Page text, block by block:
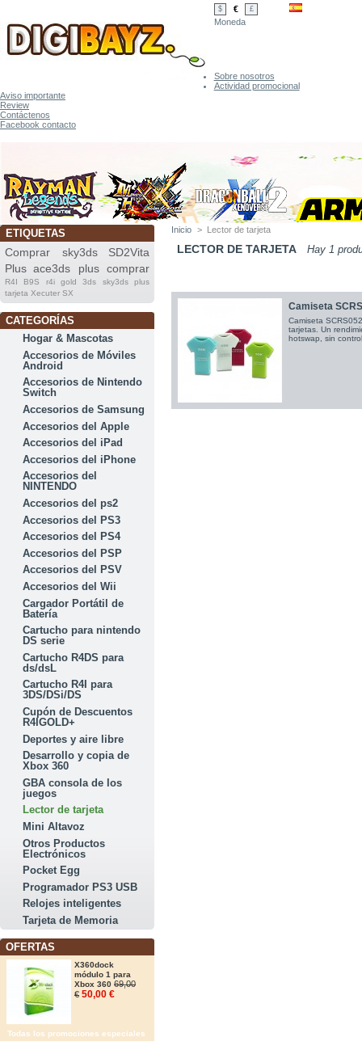
$ € £
Moneda
Sobre nosotros
Actividad promocional
Aviso importante
Review
Contáctenos
Facebook contacto
ETIQUETAS
Comprar sky3ds
SD2Vita
Plus ace3ds plus comprar
R4I B9S r4i gold 3ds
sky3ds plus
tarjeta Xecuter SX
CATEGORÍAS
Hogar & Mascotas
Accesorios de Móviles
Android
Accesorios de Nintendo
Switch
Accesorios de Samsung
Accesorios del Apple
Accesorios del iPad
Accesorios del iPhone
Accesorios del
NINTENDO
Accesorios del ps2
Accesorios del PS3
Accesorios del PS4
Accesorios del PSP
Accesorios del PSV
Accesorios del Wii
Cargador Portátil de
Batería
Cartucho para nintendo
DS serie
Cartucho R4DS para
ds/dsL
Cartucho R4I para
3DS/DSi/DS
Cupón de Descuentos
R4IGOLD+
Deportes y aire libre
Desarrollo y copia de
Xbox 360
GBA consola de los
juegos
Lector de tarjeta
Mini Altavoz
Otros Productos
Electrónicos
Pocket Egg
Programador PS3 USB
Relojes inteligentes
Tarjeta de Memoria
OFERTAS
X360dock
módulo 1 para
Xbox 360 69,00
€ 50,00 €
Todas los promociones especiales
Inicio > Lector de tarjeta
LECTOR DE TARJETA Hay 1
Camiseta
Camiseta
tarjetas. Un
hotswap, sin